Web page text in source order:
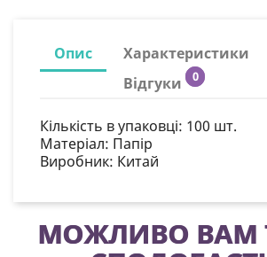
Опис
Характеристики
Відгуки
0
Кількість в упаковці: 100 шт.
Матеріал: Папір
Виробник: Китай
МОЖЛИВО ВАМ